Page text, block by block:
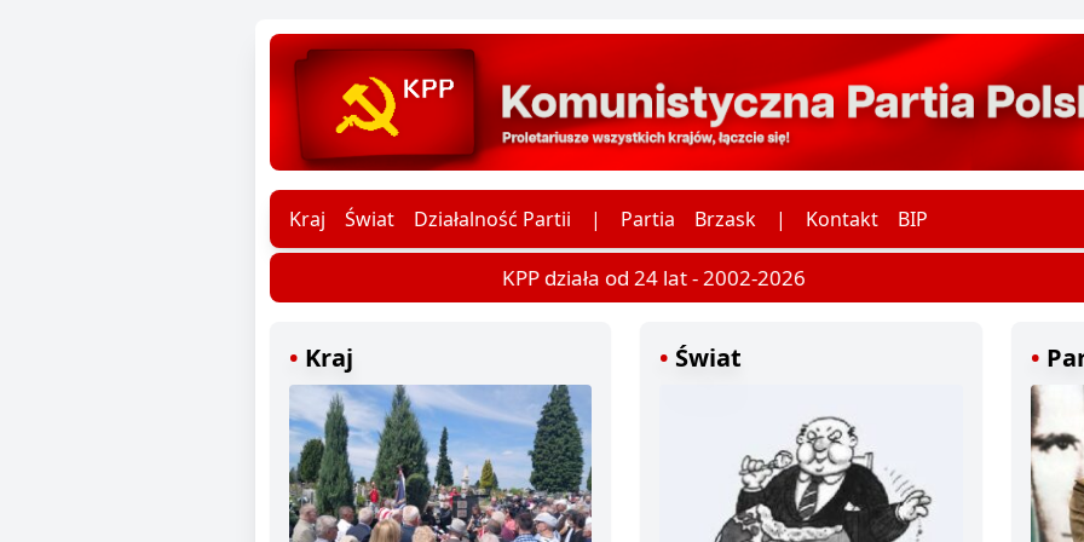
Kraj Świat Działalność Partii | Partia Brzask | Kontakt BIP
KPP działa od 24 lat - 2002-2026
Kraj Świat